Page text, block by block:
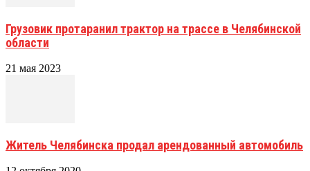
Грузовик протаранил трактор на трассе в Челябинской
области
21 мая 2023
Житель Челябинска продал арендованный автомобиль